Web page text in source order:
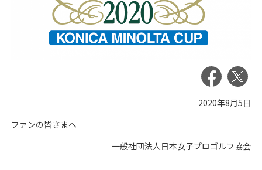
2020年8月5日
ファンの皆さまへ
一般社団法人日本女子プロゴルフ協会